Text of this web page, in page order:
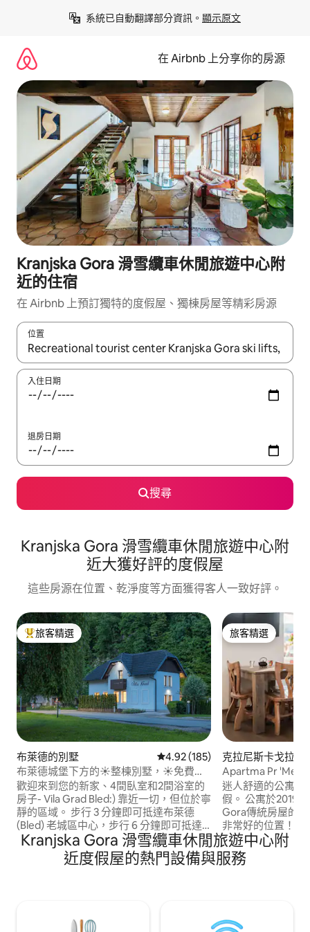
系統已自動翻譯部分資訊。 顯示原文
在 Airbnb 上分享你的房源
Kranjska Gora 滑雪纜車休閒旅遊中心附
近的住宿
在 Airbnb 上預訂獨特的度假屋、獨棟房屋等精彩房源
位置
如有搜尋結果，瀏覽內容時請使用上下箭頭，或輕點、滑動裝置。
入住日期
退房日期
搜尋
Kranjska Gora 滑雪纜車休閒旅遊中心附
近大獲好評的度假屋
這些房源在位置、乾淨度等方面獲得客人一致好評。
旅客精選榜首
旅客精選
布萊德的別墅 從 185 則評價中獲得 4.92 的平
4.92 (185)
布萊德城堡下方的☀整棟別墅，☀免費自
行車和桑拿
歡迎來到您的新家、4間臥室和2間浴室的
房子- Vila Grad Bled:) 靠近一切，但位於寧
靜的區域。 步行 3 分鐘即可抵達布萊德
(Bled) 老城區中心，步行 6 分鐘即可抵達
布萊德湖 (Lake Bled)，步行幾分鐘即可抵
達布萊德城堡 (Bled Castle)。 提供一些免
費自行車，可以更快、更愉快地前往布萊
子裡觀看他們:)
旅客精選
旅客精選
克拉尼斯卡戈拉
a)的公寓
Apartma Pr
庭入住
迷人舒適的公寓，
假。 公寓於2019
Gora傳統房屋的
非常好的位置！！
Gora鎮的中心： -
央廣場、市場、咖
鐘即可抵達滑雪場
Kranjska Gora 滑雪纜車休閒旅遊中心附
近度假屋的熱門設備與服務